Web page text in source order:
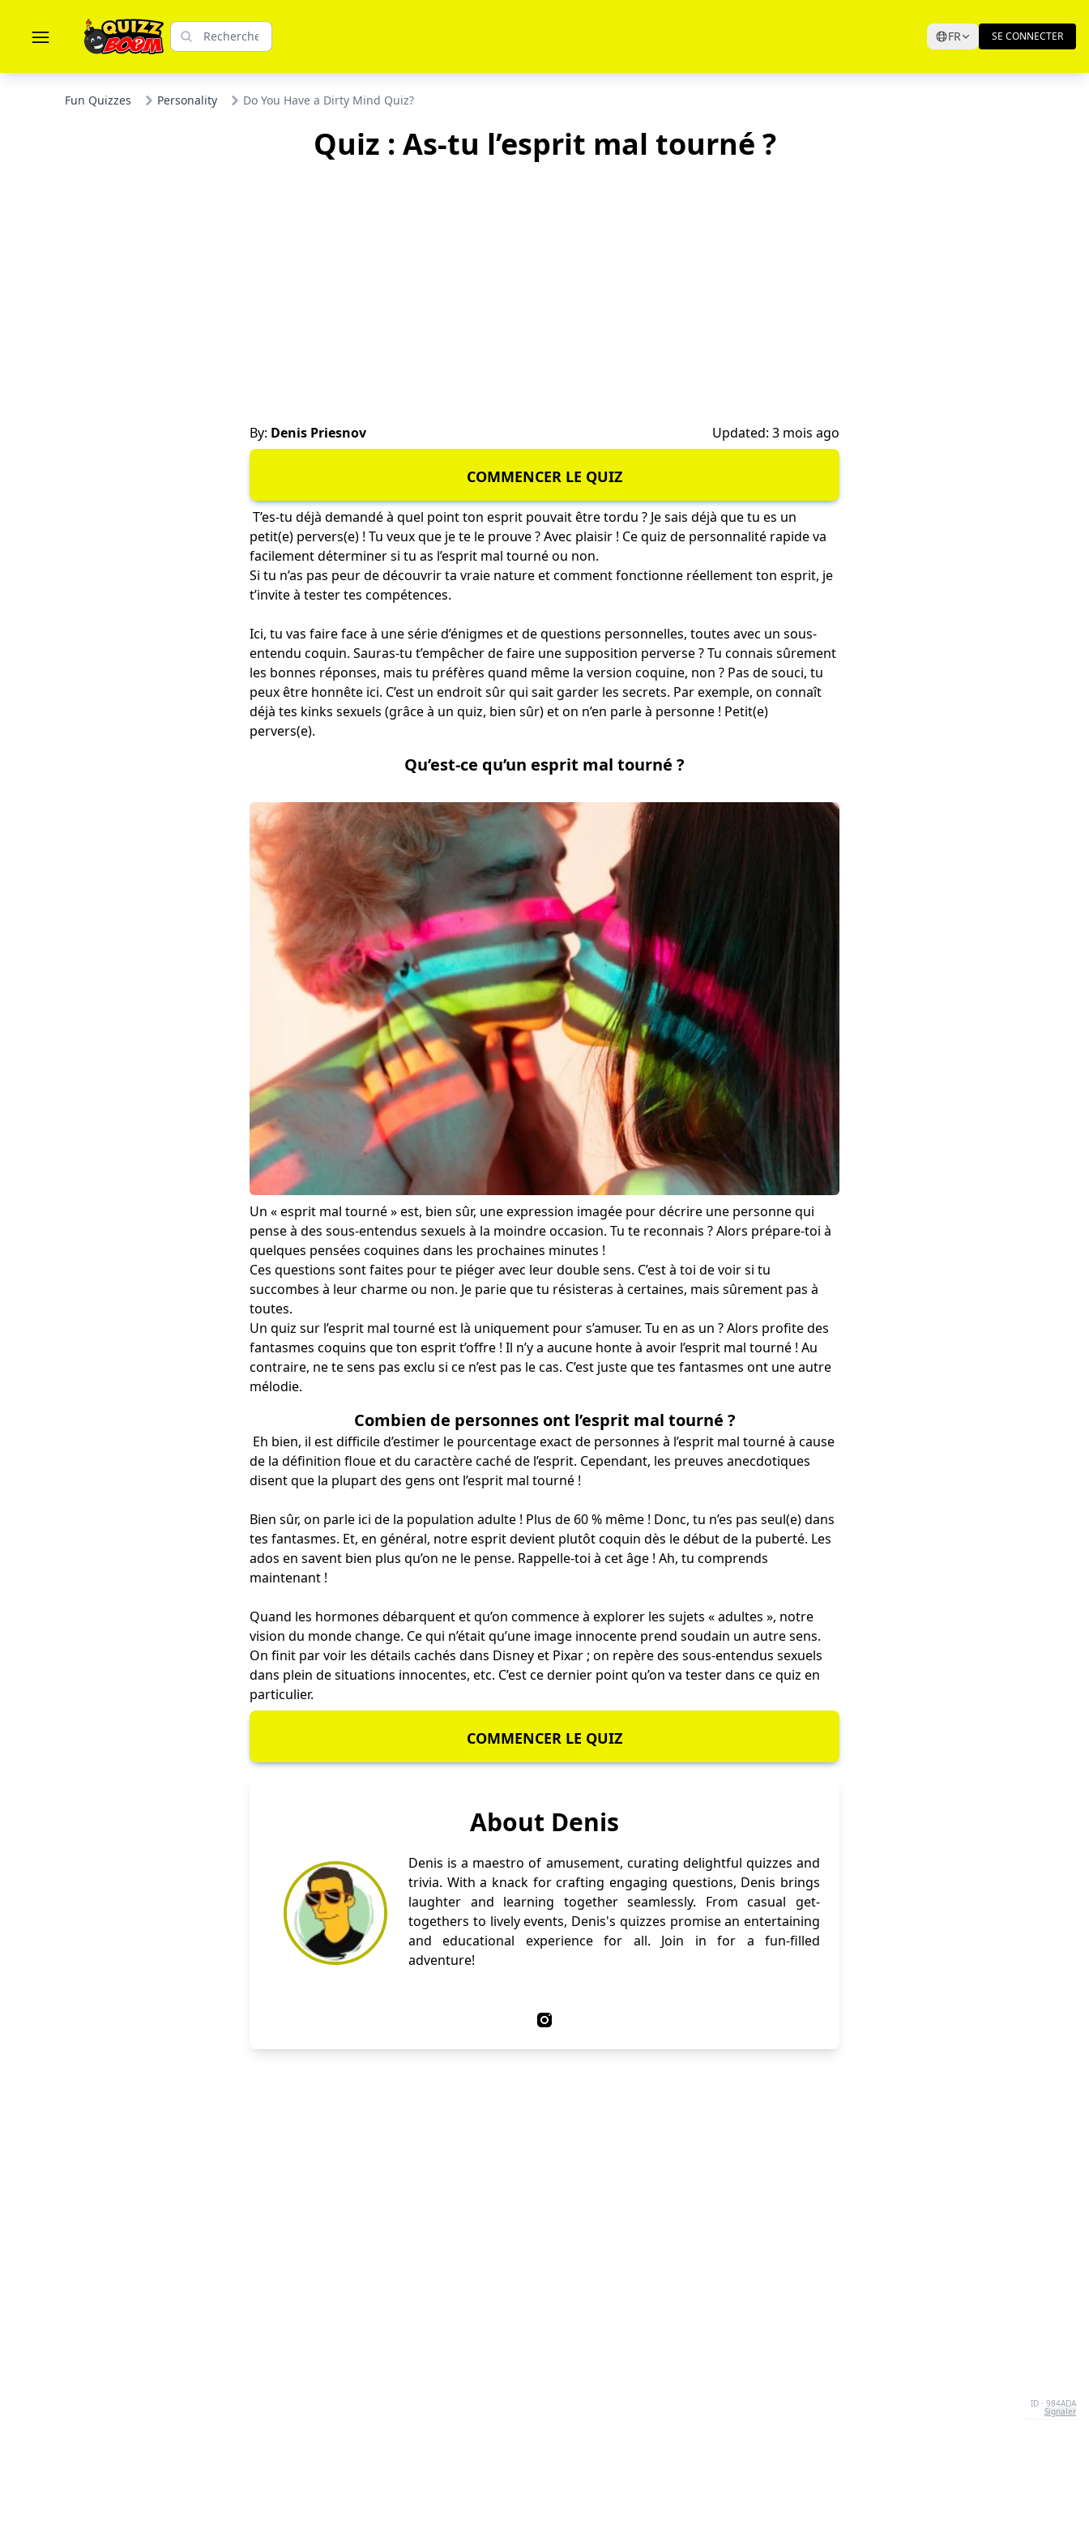
FR SE CONNECTER
Fun Quizzes Personality Do You Have a Dirty Mind Quiz?
Quiz : As-tu l’esprit mal tourné ?
By: Denis Priesnov Updated: 3 mois ago
COMMENCER LE QUIZ
T’es-tu déjà demandé à quel point ton esprit pouvait être tordu ? Je sais déjà que tu es un
petit(e) pervers(e) ! Tu veux que je te le prouve ? Avec plaisir ! Ce quiz de personnalité rapide va
facilement déterminer si tu as l’esprit mal tourné ou non.
Si tu n’as pas peur de découvrir ta vraie nature et comment fonctionne réellement ton esprit, je
t’invite à tester tes compétences.
Ici, tu vas faire face à une série d’énigmes et de questions personnelles, toutes avec un sous-
entendu coquin. Sauras-tu t’empêcher de faire unesupposition perverse? Tu connais sûrement
les bonnes réponses, mais tu préfères quand même la version coquine, non ? Pas de souci, tu
peux être honnête ici. C’est un endroit sûr qui sait garder les secrets. Par exemple, on connaît
déjà tes kinks sexuels (grâce à un quiz, bien sûr) et on n’en parle à personne ! Petit(e)
pervers(e).
Qu’est-ce qu’un esprit mal tourné ?
Un « esprit mal tourné » est, bien sûr, une expression imagée pour décrire une personne qui
pense à des sous-entendus sexuels à la moindre occasion. Tu te reconnais ? Alors prépare-toi à
quelques pensées coquines dans les prochaines minutes !
Ces questions sont faites pour te piéger avec leur double sens. C’est à toi de voir si tu
succombes à leur charme ou non. Je parie que tu résisteras à certaines, mais sûrement pas à
toutes.
Un quiz sur l’esprit mal tourné est là uniquement pour s’amuser. Tu en as un ? Alors profite des
fantasmes coquins que ton esprit t’offre ! Il n’y a aucune honte à avoir l’esprit mal tourné ! Au
contraire, ne te sens pas exclu si ce n’est pas le cas. C’est juste que tes fantasmes ont une autre
mélodie.
Combien de personnes ont l’esprit mal tourné ?
Eh bien, il est difficile d’estimer le pourcentage exact de personnes à l’esprit mal tourné à cause
de la définition floue et du caractère caché de l’esprit. Cependant, les preuves anecdotiques
disent que la plupart des gens ont l’esprit mal tourné !
Bien sûr, on parle ici de la population adulte ! Plus de 60 % même ! Donc, tu n’es pas seul(e) dans
tes fantasmes. Et, en général, notre esprit devient plutôt coquin dès le début de la puberté. Les
ados en savent bien plus qu’on ne le pense. Rappelle-toi à cet âge ! Ah, tu comprends
maintenant !
Quand les hormones débarquent et qu’on commence à explorer les sujets « adultes », notre
vision du monde change. Ce qui n’était qu’une image innocente prend soudain un autre sens.
On finit parvoir les détails cachés dans Disney et Pixar ; on repère des sous-entendus sexuels
dans plein de situations innocentes, etc. C’est ce dernier point qu’on va tester dans ce quiz en
particulier.
COMMENCER LE QUIZ
About Denis
Denis is a maestro of amusement, curating delightful quizzes and
trivia. With a knack for crafting engaging questions, Denis brings
laughter and learning together seamlessly. From casual get-
togethers to lively events, Denis's quizzes promise an entertaining
and educational experience for all. Join in for a fun-filled
adventure!
ID · 984ADA
Signaler